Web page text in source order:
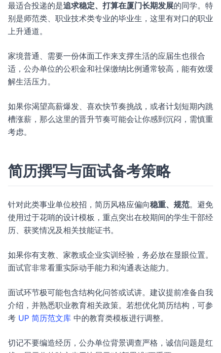
最适合投递的是追求稳定、打算在厦门长期发展的同学。特
别是师范类、职业技术类专业的毕业生，这里有对口的职业
上升通道。
家境普通、需要一份体面工作来支撑生活的应届生也很合
适，公办单位的公积金和社保缴纳比例通常较高，能有效缓
解生活压力。
如果你渴望高薪爆发、喜欢快节奏挑战，或者计划短期内跳
槽涨薪，那么这里的晋升节奏可能会让你感到沉闷，需慎重
考虑。
简历撰写与面试备考策略
针对此类事业单位校招，简历风格应偏向稳重、规范。避免
使用过于花哨的设计模板，重点突出在校期间的学生干部经
历、获奖情况及相关技能证书。
如果你有支教、家教或企业实训经验，务必放在显眼位置。
面试官非常看重实际动手能力和沟通表达能力。
面试环节极可能包含结构化问答或试讲。建议提前准备自我
介绍，并熟悉职业教育相关政策。若想优化简历结构，可参
考 UP 简历范文库 中的教育类模板进行调整。
切记不要编造经历，公办单位背景调查严格，诚信问题是红